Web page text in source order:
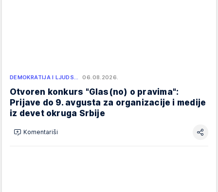
DEMOKRATIJA I LJUDS… 06.08.2026.
Otvoren konkurs "Glas(no) o pravima":
Prijave do 9. avgusta za organizacije i medije
iz devet okruga Srbije
Komentariši